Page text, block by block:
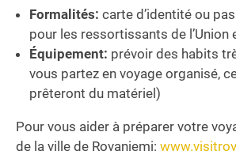
Formalités: carte d’identité ou
pour les ressortissants de l’Union
Équipement: prévoir des habits
vous partez en voyage organisé,
prêteront du matériel)
Pour vous aider à préparer votre
de la ville de Rovaniemi: